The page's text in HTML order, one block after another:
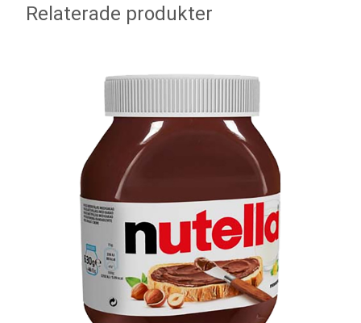
Relaterade produkter